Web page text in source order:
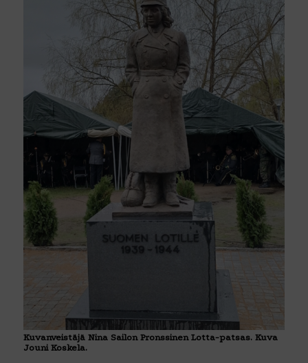
Kuvanveistäjä Nina Sailon Pronssinen Lotta-patsas. Kuva
Jouni Koskela.